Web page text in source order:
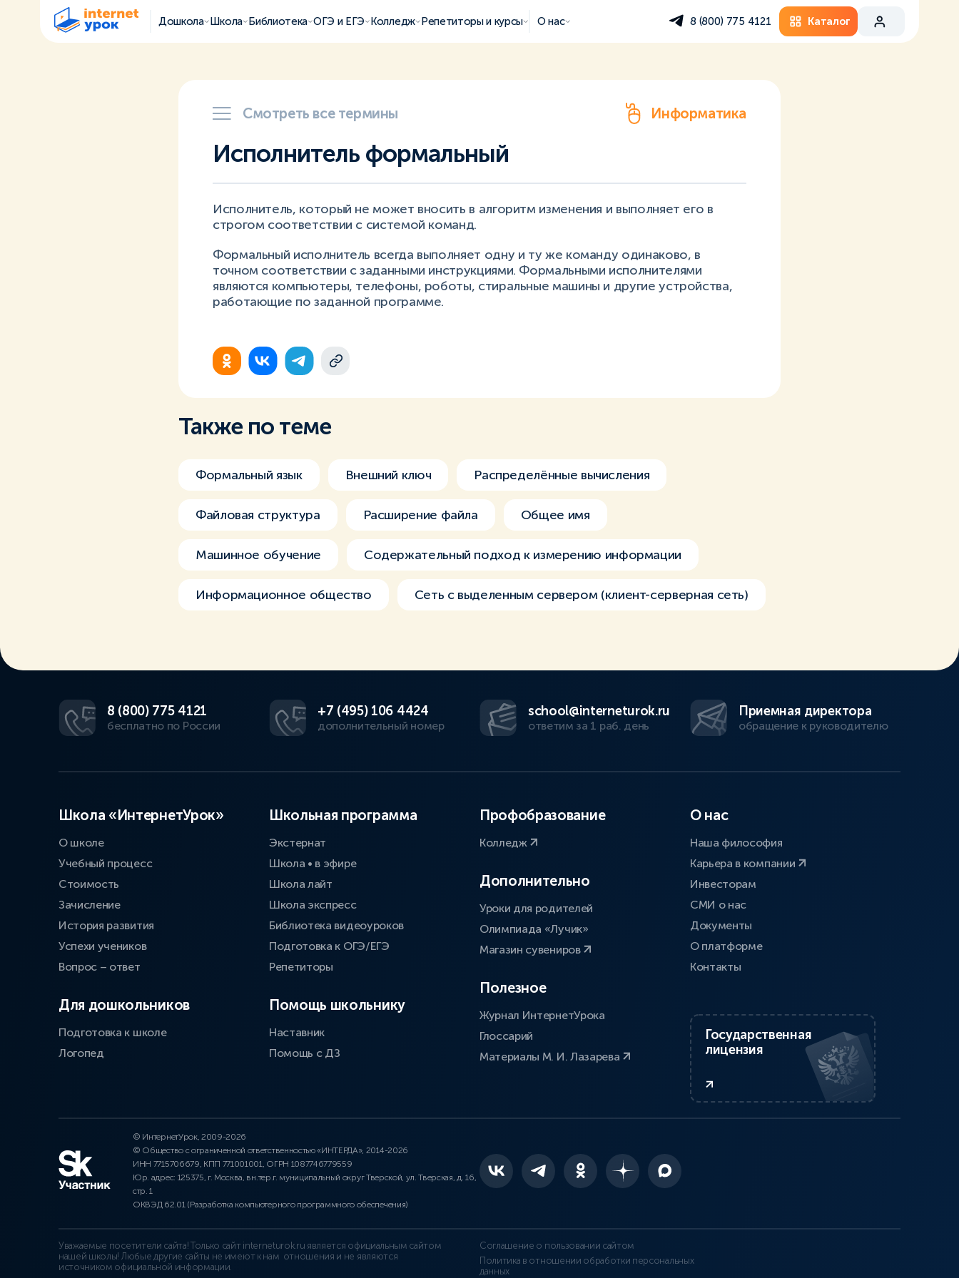
Дошкола Школа Библиотека ОГЭ и ЕГЭ Колледж Репетиторы и курсы О нас 8 (800) 775 4121 Каталог
Смотреть все термины Информатика
Исполнитель формальный
Исполнитель, который не может вносить в алгоритм изменения и выполняет его в
строгом соответствии с системой команд.
Формальный исполнитель всегда выполняет одну и ту же команду одинаково, в
точном соответствии с заданными инструкциями. Формальными исполнителями
являются компьютеры, телефоны, роботы, стиральные машины и другие устройства,
работающие по заданной программе.
Также по теме
Формальный язык Внешний ключ Распределённые вычисления
Файловая структура Расширение файла Общее имя
Машинное обучение Содержательный подход к измерению информации
Информационное общество Сеть с выделенным сервером (клиент-серверная сеть)
8 (800) 775 4121
бесплатно по России
+7 (495) 106 4424
дополнительный номер
school@interneturok.ru
ответим за 1 раб. день
Приемная директора
обращение к руководителю
Школа «ИнтернетУрок»
О школе
Учебный процесс
Стоимость
Зачисление
История развития
Успехи учеников
Вопрос – ответ
Для дошкольников
Подготовка к школе
Логопед
Школьная программа
Экстернат
Школа • в эфире
Школа лайт
Школа экспресс
Библиотека видеоуроков
Подготовка к ОГЭ/ЕГЭ
Репетиторы
Помощь школьнику
Наставник
Помощь с ДЗ
Профобразование
Колледж
Дополнительно
Уроки для родителей
Олимпиада «Лучик»
Магазин сувениров
Полезное
Журнал ИнтернетУрока
Глоссарий
Материалы М. И. Лазарева
О нас
Наша философия
Карьера в компании
Инвесторам
СМИ о нас
Документы
О платформе
Контакты
Государственная
лицензия
© ИнтернетУрок, 2009-2026
© Общество с ограниченной ответственностью «ИНТЕРДА», 2014-2026
ИНН 7715706679, КПП 771001001, ОГРН 1087746779559
Юр. адрес: 125375, г. Москва, вн.тер.г. муниципальный округ Тверской, ул. Тверская, д. 16,
стр. 1
ОКВЭД 62.01 (Разработка компьютерного программного обеспечения)
Уважаемые посетители сайта! Только сайт interneturok.ru является официальным сайтом
нашей школы! Любые другие сайты не имеют к нам отношения и не являются
источником официальной информации.
Соглашение о пользовании сайтом
Политика в отношении обработки персональных
данных